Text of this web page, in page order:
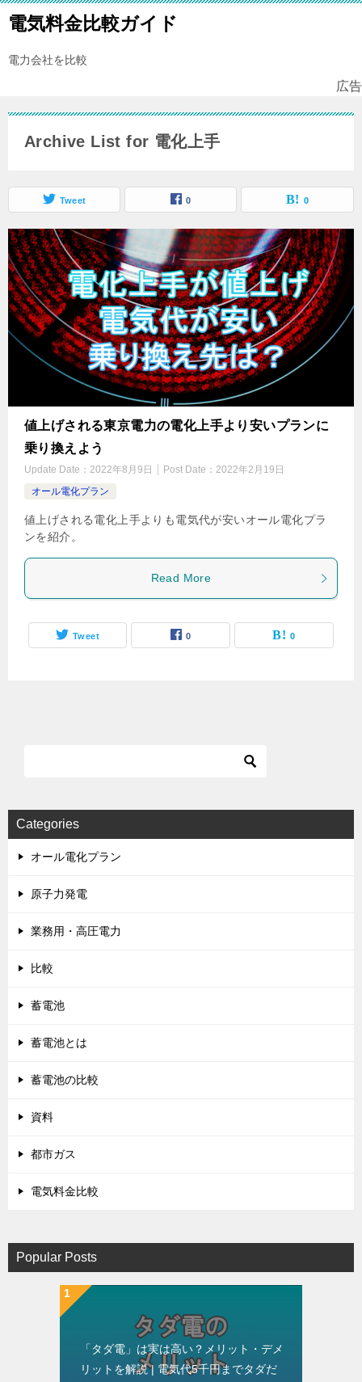
電気料金比較ガイド
電力会社を比較
広告
Archive List for 電化上手
Tweet 0 0
値上げされる東京電力の電化上手より安いプランに
乗り換えよう
Update Date： 2022年8月9日 Post Date： 2022年2月19日
オール電化プラン
値上げされる電化上手よりも電気代が安いオール電化プラ
ンを紹介。
Read More
Tweet 0 0
Categories
オール電化プラン
原子力発電
業務用・高圧電力
比較
蓄電池
蓄電池とは
蓄電池の比較
資料
都市ガス
電気料金比較
Popular Posts
「タダ電」は実は高い？メリット・デメ
リットを解説 | 電気代5千円までタダだ